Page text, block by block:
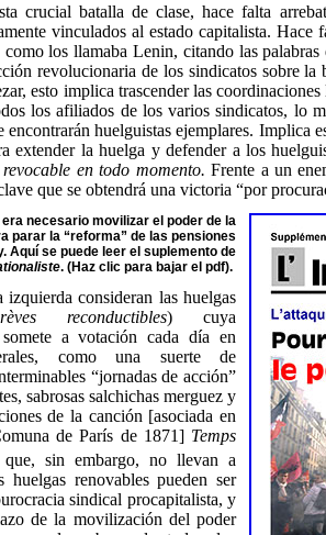
crucial batalla de clase, hace falta
vinculados al estado capitalista. Hace
como los llamaba Lenin, citando las
revolucionaria de los sindicatos sobre la
esto implica trascender las
los afiliados de los varios sindicatos, lo
encontrarán huelguistas ejemplares. Implica
extender la huelga y defender a los
en todo momento.Frente a un
que se obtendrá una victoria “por
necesario movilizar el poder de la
parar la “reforma” de las pensiones
Aquí se puede leer el suplemento de
. (Haz clic para bajar el pdf).
izquierda consideran las huelgas
reconductibles) cuya
a votación cada día en
como una suerte de
“jornadas de acción”
sabrosas salchichas merguez y
de la canción [asociada en
de París de 1871] Temps
sin embargo, no llevan a
huelgas renovables pueden ser
sindical procapitalista, y
de la movilización del poder